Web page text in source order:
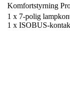
Komfortstyrning
1 x 7-polig
1 x ISOBUS-